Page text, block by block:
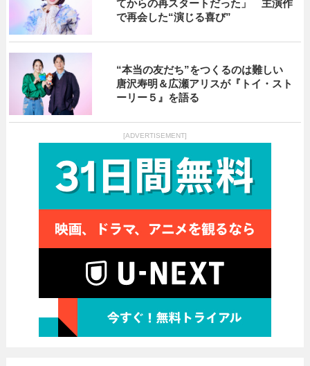
てからの再スタートだった」 主演作
で再会した“演じる喜び”
“本当の友だち”をつくるのは難しい
唐沢寿明＆広瀬アリスが『トイ・スト
ーリー５』を語る
[ADVERTISEMENT]